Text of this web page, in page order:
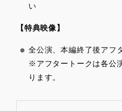
い
【特典映像】
全公演、本編終了後アフ
※アフタートークは各公
ります。